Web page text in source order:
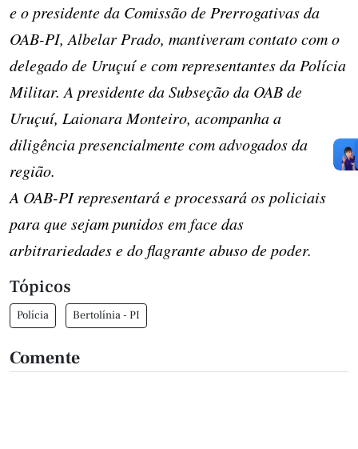
e o presidente da Comissão de Prerrogativas da
OAB-PI, Albelar Prado, mantiveram contato com o
delegado de Uruçuí e com representantes da Polícia
Militar. A presidente da Subseção da OAB de
Uruçuí, Laionara Monteiro, acompanha a
diligência presencialmente com advogados da
região.
A OAB-PI representará e processará os policiais
para que sejam punidos em face das
arbitrariedades e do flagrante abuso de poder.
Tópicos
Polícia Bertolínia - PI
Comente